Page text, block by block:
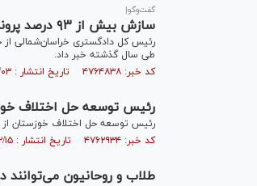
گفت‌وگو|
سازش بیش از ۹۳ درصد پرونده‌های دارای قابلیت مصالحه در هیئت‌های حل اختلاف اصناف خراسان شمالی
طی سال گذشته خبر داد.
کد خبر: ۴۷۶۴۸۳۸ تاریخ انتشار : ۱۴۰۳/۰۱/۰۳
رئیس توسعه حل اختلاف خوزستان:
رئیس توسعه حل اختلاف خوزستان از رشد ۱۲۸ درصدی مصالحه در پرونده‌های قصاص توسط این شورا در سال جاری نسبت به
کد خبر: ۴۷۶۲۹۳۴ تاریخ انتشار : ۱۴۰۲/۱۲/۱۵
طلاب و روحانیون